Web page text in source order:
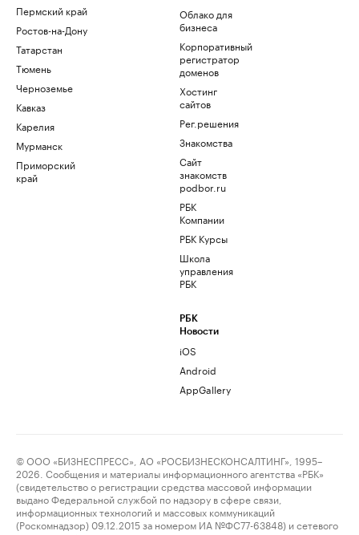
Пермский край
Ростов-на-Дону
Татарстан
Тюмень
Черноземье
Кавказ
Карелия
Мурманск
Приморский
край
Облако для
бизнеса
Корпоративный
регистратор
доменов
Хостинг
сайтов
Рег.решения
Знакомства
Сайт
знакомств
podbor.ru
РБК
Компании
РБК Курсы
Школа
управления
РБК
РБК
Новости
iOS
Android
AppGallery
© ООО «БИЗНЕСПРЕСС», АО «РОСБИЗНЕСКОНСАЛТИНГ», 1995–
2026. Сообщения и материалы информационного агентства «РБК»
(свидетельство о регистрации средства массовой информации
выдано Федеральной службой по надзору в сфере связи,
информационных технологий и массовых коммуникаций
(Роскомнадзор) 09.12.2015 за номером ИА №ФС77-63848) и сетевого